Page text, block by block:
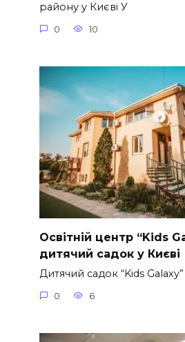
району у Києві У
0 10
Освітній центр “Kids
дитячий садок у Києві
Дитячий садок “Kids
0 6